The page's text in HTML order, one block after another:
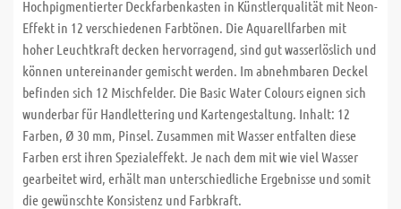
Hochpigmentierter Deckfarbenkasten in Künstlerqualität mit Neon-
Effekt in 12 verschiedenen Farbtönen. Die Aquarellfarben mit
hoher Leuchtkraft decken hervorragend, sind gut wasserlöslich und
können untereinander gemischt werden. Im abnehmbaren Deckel
befinden sich 12 Mischfelder. Die Basic Water Colours eignen sich
wunderbar für Handlettering und Kartengestaltung. Inhalt: 12
Farben, Ø 30 mm, Pinsel. Zusammen mit Wasser entfalten diese
Farben erst ihren Spezialeffekt. Je nach dem mit wie viel Wasser
gearbeitet wird, erhält man unterschiedliche Ergebnisse und somit
die gewünschte Konsistenz und Farbkraft.